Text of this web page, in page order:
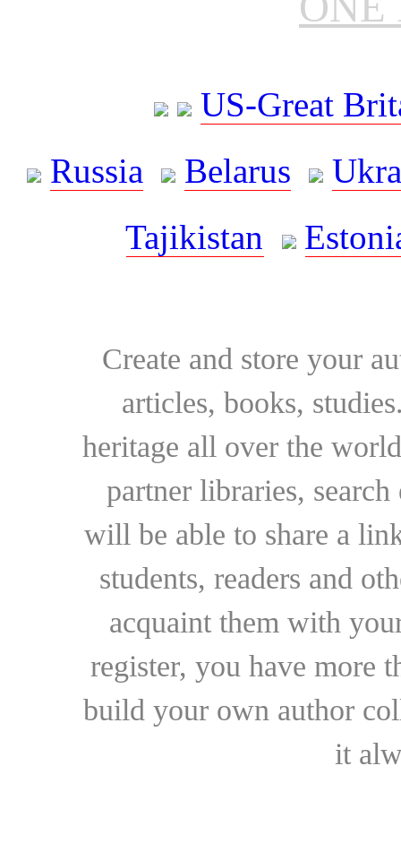
US-Great
Russia
Belarus
Tajikistan
Create and store your
articles, books,
heritage all over the
partner libraries,
will be able to share a
students, readers and
acquaint them with
register, you have more
build your own author
it